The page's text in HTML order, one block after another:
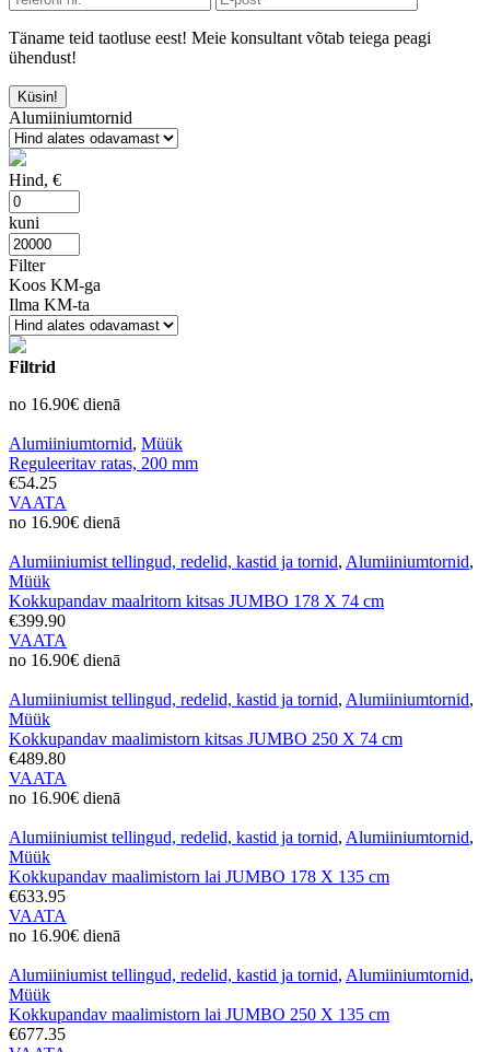
Täname teid taotluse eest! Meie konsultant võtab teiega peagi
ühendust!
Küsin!
Alumiiniumtornid
Hind, €
kuni
Filter
Koos KM-ga
Ilma KM-ta
Filtrid
no 16.90€ dienā
Alumiiniumtornid, Müük
Reguleeritav ratas, 200 mm
€54.25
VAATA
no 16.90€ dienā
Alumiiniumist tellingud, redelid, kastid ja tornid, Alumiiniumtornid,
Müük
Kokkupandav maalritorn kitsas JUMBO 178 X 74 cm
€399.90
VAATA
no 16.90€ dienā
Alumiiniumist tellingud, redelid, kastid ja tornid, Alumiiniumtornid,
Müük
Kokkupandav maalimistorn kitsas JUMBO 250 X 74 cm
€489.80
VAATA
no 16.90€ dienā
Alumiiniumist tellingud, redelid, kastid ja tornid, Alumiiniumtornid,
Müük
Kokkupandav maalimistorn lai JUMBO 178 X 135 cm
€633.95
VAATA
no 16.90€ dienā
Alumiiniumist tellingud, redelid, kastid ja tornid, Alumiiniumtornid,
Müük
Kokkupandav maalimistorn lai JUMBO 250 X 135 cm
€677.35